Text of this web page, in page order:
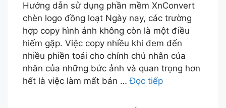
Hướng dẫn sử dụng phần mềm XnConvert
chèn logo đồng loạt Ngày nay, các trường
hợp copy hình ảnh không còn là một điều
hiếm gặp. Việc copy nhiều khi đem đến
nhiều phiền toái cho chính chủ nhân của
nhân của những bức ảnh và quan trọng hơn
hết là việc làm mất bản …Đọc tiếp